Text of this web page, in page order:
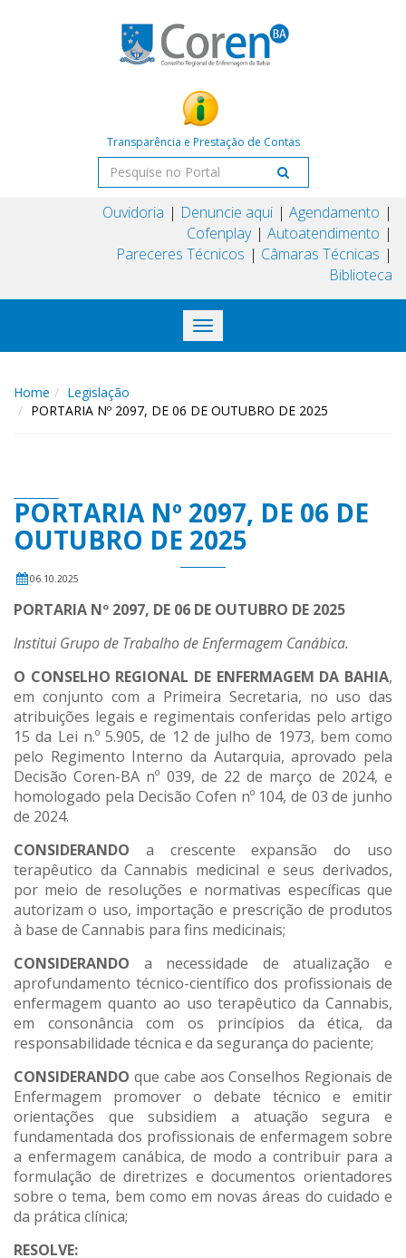
Transparência e Prestação de Contas
Ouvidoria Denuncie aqui
Agendamento
Cofenplay
Autoatendimento
Pareceres Técnicos
Câmaras Técnicas
Biblioteca
Toggle
navigation
Home
Legislação
PORTARIA Nº 2097, DE 06 DE OUTUBRO DE 2025
PORTARIA Nº 2097, DE 06 DE
OUTUBRO DE 2025
06.10.2025
PORTARIA Nº 2097, DE 06 DE OUTUBRO DE 2025
Institui Grupo de Trabalho de Enfermagem Canábica.
O CONSELHO REGIONAL DE ENFERMAGEM DA BAHIA,
em conjunto com a Primeira Secretaria, no uso das
atribuições legais e regimentais conferidas pelo artigo
15 da Lei n.º 5.905, de 12 de julho de 1973, bem como
pelo Regimento Interno da Autarquia, aprovado pela
Decisão Coren-BA nº 039, de 22 de março de 2024, e
homologado pela Decisão Cofen nº 104, de 03 de junho
de 2024.
CONSIDERANDO a crescente expansão do uso
terapêutico da Cannabis medicinal e seus derivados,
por meio de resoluções e normativas específicas que
autorizam o uso, importação e prescrição de produtos
à base de Cannabis para fins medicinais;
CONSIDERANDO a necessidade de atualização e
aprofundamento técnico-científico dos profissionais de
enfermagem quanto ao uso terapêutico da Cannabis,
em consonância com os princípios da ética, da
responsabilidade técnica e da segurança do paciente;
CONSIDERANDO que cabe aos Conselhos Regionais de
Enfermagem promover o debate técnico e emitir
orientações que subsidiem a atuação segura e
fundamentada dos profissionais de enfermagem sobre
a enfermagem canábica, de modo a contribuir para a
formulação de diretrizes e documentos orientadores
sobre o tema, bem como em novas áreas do cuidado e
da prática clínica;
RESOLVE: